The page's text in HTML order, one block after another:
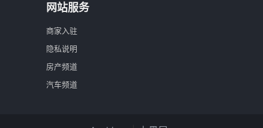
网站服务
商家入驻
隐私说明
房产频道
汽车频道